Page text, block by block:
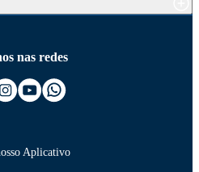
nas redes
Aplicativo